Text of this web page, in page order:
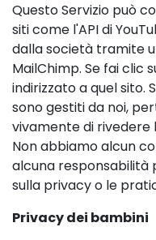
Questo Servizio può
siti come l'API di
dalla società tramite
MailChimp. Se fai clic
indirizzato a quel sito.
sono gestiti da noi,
vivamente di rivedere
Non abbiamo alcun
alcuna responsabilità
sulla privacy o le
Privacy dei bambini